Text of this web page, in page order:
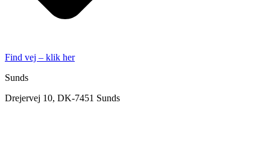
Find vej – klik her
Sunds
Drejervej 10, DK-7451 Sunds